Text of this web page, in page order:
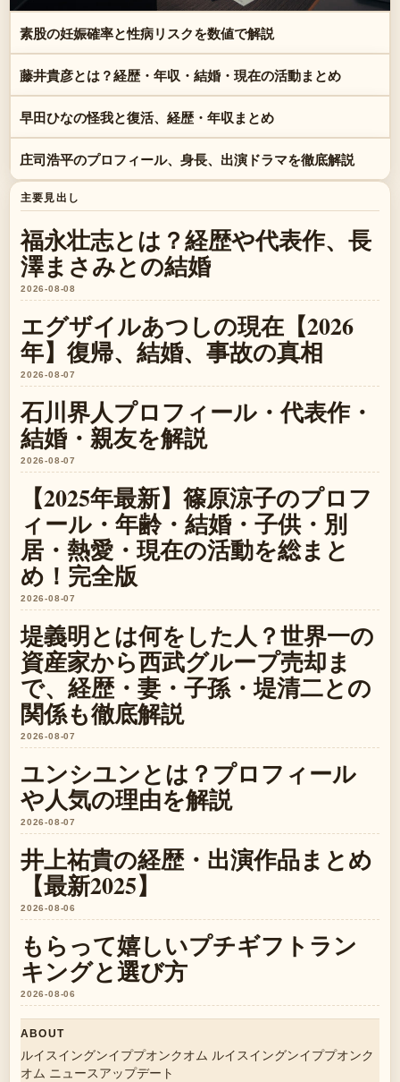
素股の妊娠確率と性病リスクを数値で解説
藤井貴彦とは？経歴・年収・結婚・現在の活動まとめ
早田ひなの怪我と復活、経歴・年収まとめ
庄司浩平のプロフィール、身長、出演ドラマを徹底解説
主要見出し
福永壮志とは？経歴や代表作、長
澤まさみとの結婚
2026-08-08
エグザイルあつしの現在【2026
年】復帰、結婚、事故の真相
2026-08-07
石川界人プロフィール・代表作・
結婚・親友を解説
2026-08-07
【2025年最新】篠原涼子のプロフ
ィール・年齢・結婚・子供・別
居・熱愛・現在の活動を総まと
め！完全版
2026-08-07
堤義明とは何をした人？世界一の
資産家から西武グループ売却ま
で、経歴・妻・子孫・堤清二との
関係も徹底解説
2026-08-07
ユンシユンとは？プロフィール
や人気の理由を解説
2026-08-07
井上祐貴の経歴・出演作品まとめ
【最新2025】
2026-08-06
もらって嬉しいプチギフトラン
キングと選び方
2026-08-06
ABOUT
ルイスイングンイププオンクオム ルイスイングンイププオンク
オム ニュースアップデート